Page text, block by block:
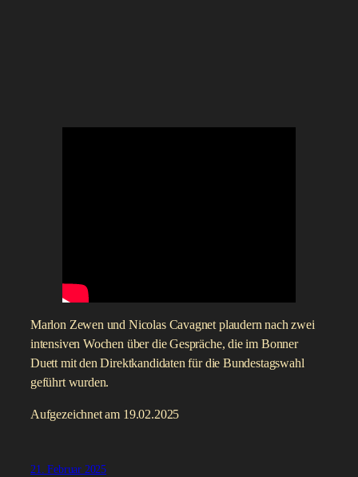
Marlon Zewen und Nicolas Cavagnet plaudern nach zwei
intensiven Wochen über die Gespräche, die im Bonner
Duett mit den Direktkandidaten für die Bundestagswahl
geführt wurden.
Aufgezeichnet am 19.02.2025
21. Februar 2025